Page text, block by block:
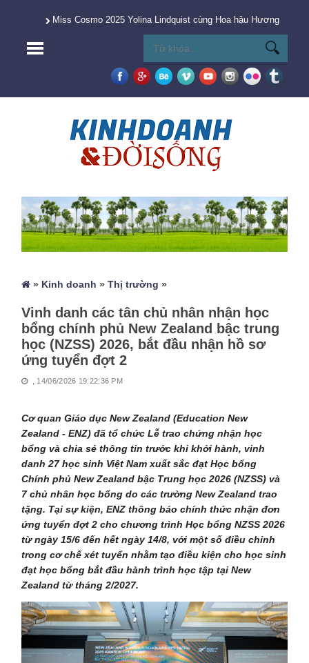
Miss Cosmo 2025 Yolina Lindquist cùng Hoa hậu Hương
» Kinh doanh »Thị trường »
Vinh danh các tân chủ nhân nhận học
bổng chính phủ New Zealand bậc trung
học (NZSS) 2026, bắt đầu nhận hồ sơ
ứng tuyển đợt 2
, 14/06/2026 19:22:36 PM
Cơ quan Giáo dục New Zealand (Education New
Zealand - ENZ) đã tổ chức Lễ trao chứng nhận học
bổng và chia sẻ thông tin trước khi khởi hành, vinh
danh 27 học sinh Việt Nam xuất sắc đạt Học bổng
Chính phủ New Zealand bậc Trung học 2026 (NZSS) và
7 chủ nhân học bổng do các trường New Zealand trao
tặng. Tại sự kiện, ENZ thông báo chính thức nhận đơn
ứng tuyển đợt 2 cho chương trình Học bổng NZSS 2026
từ ngày 15/6 đến hết ngày 14/8, với một số điều chỉnh
trong cơ chế xét tuyển nhằm tạo điều kiện cho học sinh
đạt học bổng bắt đầu hành trình học tập tại New
Zealand từ tháng 2/2027.